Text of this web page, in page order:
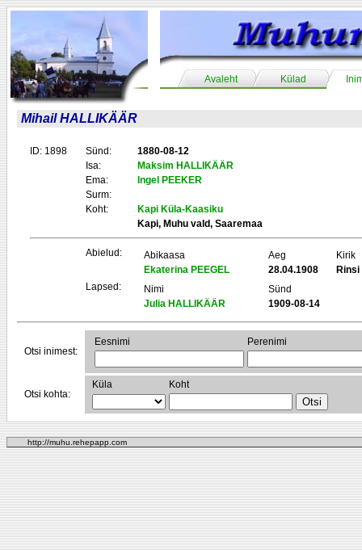
Avaleht Külad
Mihail HALLIKÄÄR
ID: 1898 Sünd:
1880-08-12
Isa:
Maksim HALLIKÄÄR
Ema:
Ingel PEEKER
Surm:
Koht:
Kapi Küla-Kaasiku
Kapi, Muhu vald, Saaremaa
Abielud: Abikaasa Aeg
Kirik
Ekaterina PEEGEL
28.04.1908
Rinsi
Lapsed:
Nimi
Sünd
Julia HALLIKÄÄR
1909-08-14
Otsi inimest:
Eesnimi Perenimi
Otsi kohta:
Küla Koht
http://muhu.rehepapp.com